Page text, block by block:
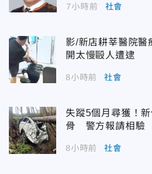
7小時前 社會
影/新店耕莘醫院
開太慢毆人遭逮
8小時前 社會
失蹤5個月尋獲！
骨 警方報請相驗
8小時前 社會